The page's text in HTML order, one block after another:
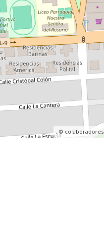
, © colaboradores